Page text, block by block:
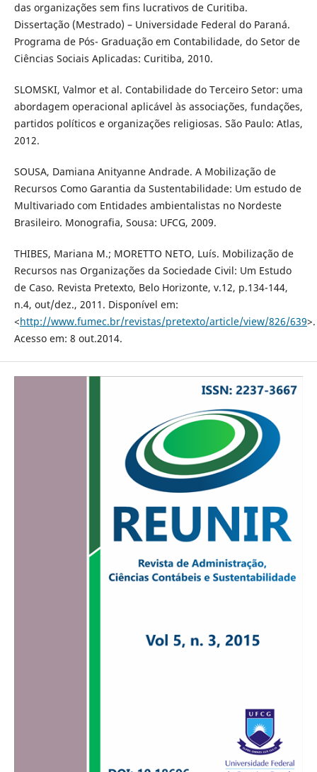
das organizações sem fins lucrativos de Curitiba.
Dissertação (Mestrado) – Universidade Federal do Paraná.
Programa de Pós- Graduação em Contabilidade, do Setor de
Ciências Sociais Aplicadas: Curitiba, 2010.
SLOMSKI, Valmor et al. Contabilidade do Terceiro Setor: uma
abordagem operacional aplicável às associações, fundações,
partidos políticos e organizações religiosas. São Paulo: Atlas,
2012.
SOUSA, Damiana Anityanne Andrade. A Mobilização de
Recursos Como Garantia da Sustentabilidade: Um estudo de
Multivariado com Entidades ambientalistas no Nordeste
Brasileiro. Monografia, Sousa: UFCG, 2009.
THIBES, Mariana M.; MORETTO NETO, Luís. Mobilização de
Recursos nas Organizações da Sociedade Civil: Um Estudo
de Caso. Revista Pretexto, Belo Horizonte, v.12, p.134-144,
n.4, out/dez., 2011. Disponível em:
<http://www.fumec.br/revistas/pretexto/article/view/826/639>.
Acesso em: 8 out.2014.